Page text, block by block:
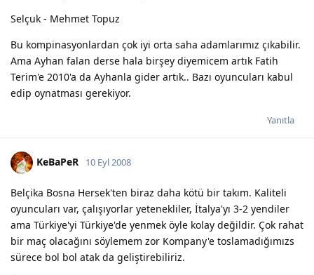
Selçuk - Mehmet Topuz
Bu kompinasyonlardan çok iyi orta saha adamlarımız çıkabilir.
Ama Ayhan falan derse hala birşey diyemicem artık Fatih
Terim'e 2010'a da Ayhanla gider artık.. Bazı oyuncuları kabul
edip oynatması gerekiyor.
Yanıtla
KeBaPeR 10 Eyl 2008
Belçika Bosna Hersek'ten biraz daha kötü bir takım. Kaliteli
oyuncuları var, çalışıyorlar yetenekliler, İtalya'yı 3-2 yendiler
ama Türkiye'yi Türkiye'de yenmek öyle kolay değildir. Çok rahat
bir maç olacağını söylemem zor Kompany'e toslamadığımızs
sürece bol bol atak da geliştirebiliriz.